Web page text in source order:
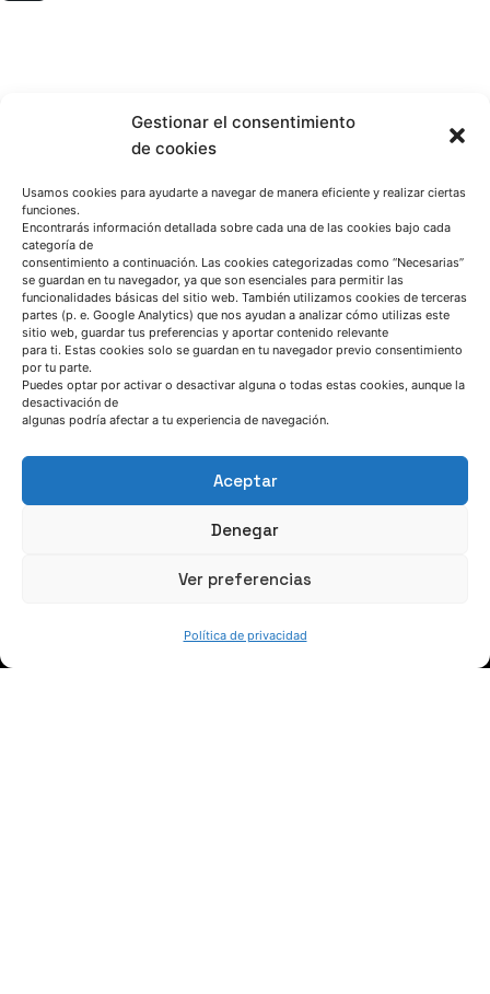
Gestionar el consentimiento
de cookies
Usamos cookies para ayudarte a navegar de manera eficiente y realizar ciertas
funciones.
Encontrarás información detallada sobre cada una de las cookies bajo cada
categoría de
consentimiento a continuación. Las cookies categorizadas como “Necesarias”
se guardan en tu navegador, ya que son esenciales para permitir las
funcionalidades básicas del sitio web. También utilizamos cookies de terceras
partes (p. e. Google Analytics) que nos ayudan a analizar cómo utilizas este
sitio web, guardar tus preferencias y aportar contenido relevante
para ti. Estas cookies solo se guardan en tu navegador previo consentimiento
por tu parte.
Puedes optar por activar o desactivar alguna o todas estas cookies, aunque la
desactivación de
algunas podría afectar a tu experiencia de navegación.
Aceptar
Denegar
Ver preferencias
Política de privacidad
HABLEMOS
(+34) 946 215 470
Cómo llegar a AZTERLAN